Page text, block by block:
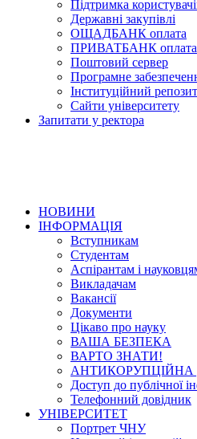
Підтримка
Державні закупівлі
ОЩАДБАНК оплата
ПРИВАТБАНК оплата
Поштовий сервер
Програмне
Інституційний
Сайти університету
Запитати у ректора
НОВИНИ
ІНФОРМАЦІЯ
Вступникам
Студентам
Аспірантам і
Викладачам
Вакансії
Документи
Цікаво про науку
ВАША БЕЗПЕКА
ВАРТО ЗНАТИ!
АНТИКОРУПЦІЙНА
Доступ до публічної
Телефонний довідник
УНІВЕРСИТЕТ
Портрет ЧНУ